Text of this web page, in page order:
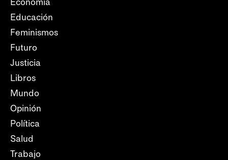
Educación
Feminismos
Futuro
Justicia
Libros
Mundo
Opinión
Política
Salud
Trabajo